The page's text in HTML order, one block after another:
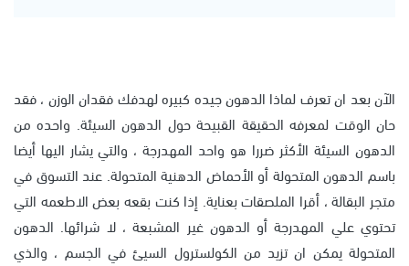
الآن بعد ان تعرف لماذا الدهون جيده كبيره لهدفك فقدان الوزن ، فقد
حان الوقت لمعرفه الحقيقة القبيحة حول الدهون السيئة. واحده من
الدهون السيئة الأكثر ضررا هو واحد المهدرجة ، والتي يشار اليها أيضا
باسم الدهون المتحولة أو الأحماض الدهنية المتحولة. عند التسوق في
متجر البقالة ، أقرا الملصقات بعناية. إذا كنت بقعه بعض الاطعمه التي
تحتوي علي المهدرجة أو الدهون غير المشبعة ، لا شرائها. الدهون
المتحولة يمكن ان تزيد من الكولسترول السيئ في الجسم ، والذي